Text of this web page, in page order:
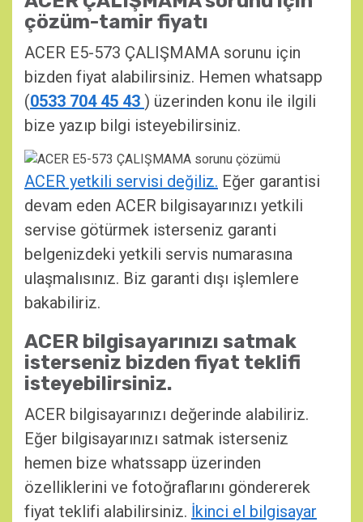
çözüm-tamir fiyatı
ACER E5-573 ÇALIŞMAMA sorunu için
bizden fiyat alabilirsiniz. Hemen whatsapp
(0533 704 45 43 ) üzerinden konu ile ilgili
bize yazıp bilgi isteyebilirsiniz.
ACER yetkili servisi değiliz. Eğer garantisi
devam eden ACER bilgisayarınızı yetkili
servise götürmek isterseniz garanti
belgenizdeki yetkili servis numarasına
ulaşmalısınız. Biz garanti dışı işlemlere
bakabiliriz.
ACER bilgisayarınızı satmak
isterseniz bizden fiyat teklifi
isteyebilirsiniz.
ACER bilgisayarınızı değerinde alabiliriz.
Eğer bilgisayarınızı satmak isterseniz
hemen bize whatssapp üzerinden
özelliklerini ve fotoğraflarını göndererek
fiyat teklifi alabilirsiniz. İkinci el bilgisayar